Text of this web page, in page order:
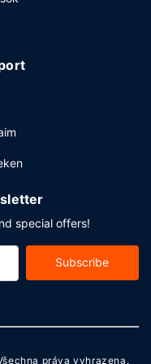
nyitva. Az autóval
(felár
special offers!
Subscribe
práva vyhrazena.